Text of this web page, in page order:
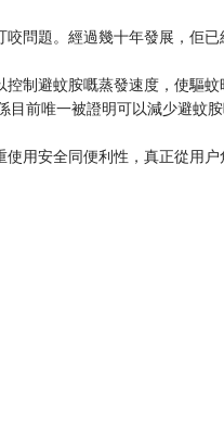
問題。經過幾十年發展，佢已
制避蚊胺嘅蒸發速度，使驅蚊
目前唯一被證明可以減少避蚊
用安全同便利性，真正從用户